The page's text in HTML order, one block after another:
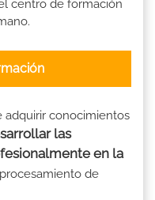
centro de formación
adquirir conocimientos
las
en la
de